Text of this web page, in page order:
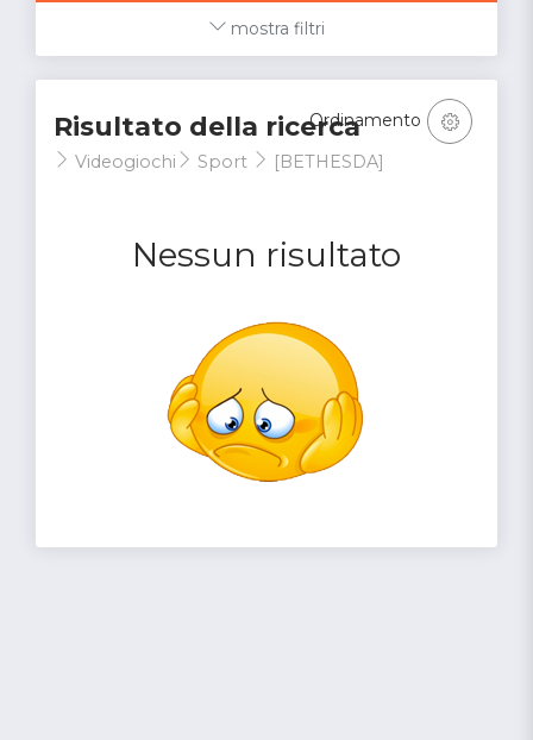
mostra filtri
Risultato della ricerca
Videogiochi Sport [BETHESDA]
Nessun risultato
Ordinamento